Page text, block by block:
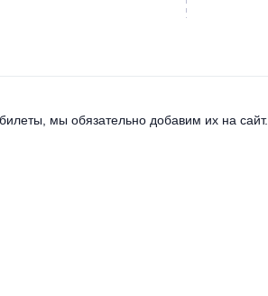
мы обязательно добавим их на сайт.